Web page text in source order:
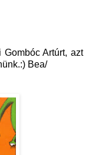
Artúrt, azt
Bea/